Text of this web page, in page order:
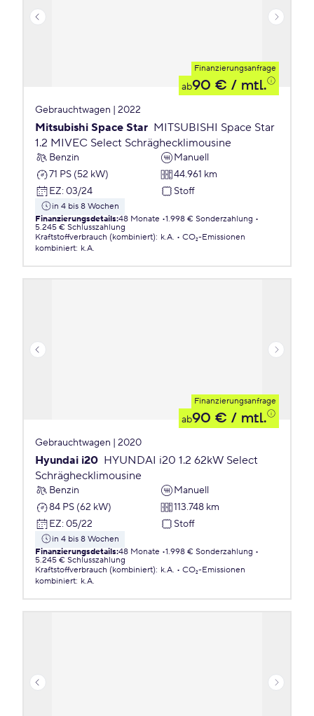
Finanzierungsanfrage
ab90 € / mtl.
Gebrauchtwagen | 2022
Mitsubishi Space Star MITSUBISHI Space Star
1.2 MIVEC Select Schräghecklimousine
Benzin
Manuell
71 PS (52 kW)
44.961 km
EZ: 03/24 Stoff
in 4 bis 8 Wochen
Finanzierungsdetails:48 Monate 1.998 € Sonderzahlung
5.245 € Schlusszahlung
Kraftstoffverbrauch (kombiniert): k.A.
CO₂-Emissionen
kombiniert: k.A.
Finanzierungsanfrage
ab90 € / mtl.
Gebrauchtwagen | 2020
Hyundai i20 HYUNDAI i20 1.2 62kW Select
Schräghecklimousine
Benzin
Manuell
84 PS (62 kW)
113.748 km
EZ: 05/22 Stoff
in 4 bis 8 Wochen
Finanzierungsdetails:48 Monate 1.998 € Sonderzahlung
5.245 € Schlusszahlung
Kraftstoffverbrauch (kombiniert): k.A.
CO₂-Emissionen
kombiniert: k.A.